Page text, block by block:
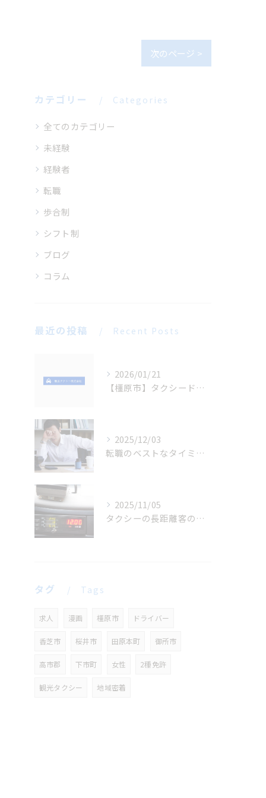
次のページ >
カテゴリー Categories
全てのカテゴリー
未経験
経験者
転職
歩合制
シフト制
ブログ
コラム
最近の投稿 Recent Posts
2026/01/21
【橿原市】タクシードライバー求人｜未経験OK・正社員募集中(橿原タクシー)
2025/12/03
転職のベストなタイミングは？
2025/11/05
タクシーの長距離客のメリット・デメリット
タグ Tags
求人 漫画 橿原市 ドライバー
香芝市 桜井市 田原本町 御所市
高市郡 下市町 女性 2種免許
観光タクシー 地域密着